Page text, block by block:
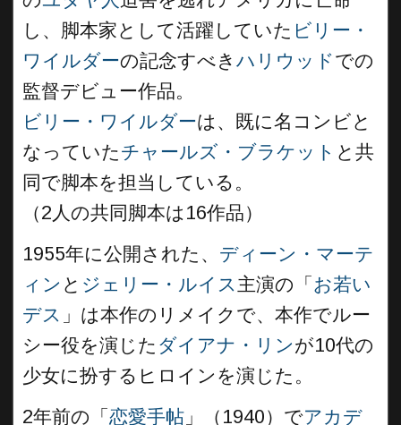
し、脚本家として活躍していた ビリー・
ワイルダーの記念すべき ハリウッドでの
監督デビュー作品。
ビリー・ワイルダーは、既に名コンビと
なっていたチャールズ・ブラケット と共
同で脚本を担当している。
（2人の共同脚本は16作品）
1955年に公開された、 ディーン・マーテ
ィン と ジェリー・ルイス主演の「 お若い
デス 」は本作のリメイクで、本作でルー
シー役を演じた ダイアナ・リンが10代の
少女に扮するヒロインを演じた。
2年前の「 恋愛手帖 」（1940）でアカデ